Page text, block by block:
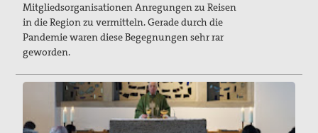
Mitgliedsorganisationen Anregungen zu Reisen
in die Region zu vermitteln. Gerade durch die
Pandemie waren diese Begegnungen sehr rar
geworden.